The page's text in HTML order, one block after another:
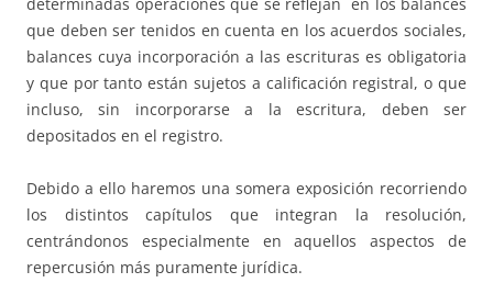
determinadas operaciones que se reflejan en los balances
que deben ser tenidos en cuenta en los acuerdos sociales,
balances cuya incorporación a las escrituras es obligatoria
y que por tanto están sujetos a calificación registral, o que
incluso, sin incorporarse a la escritura, deben ser
depositados en el registro.
Debido a ello haremos una somera exposición recorriendo
los distintos capítulos que integran la resolución,
centrándonos especialmente en aquellos aspectos de
repercusión más puramente jurídica.